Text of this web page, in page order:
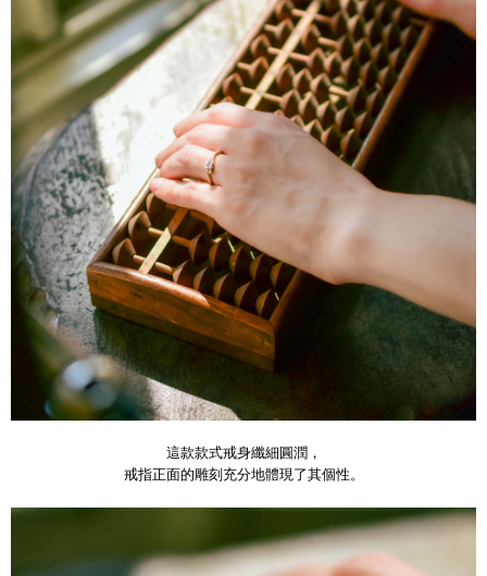
這款款式戒身纖細圓潤，
戒指正面的雕刻充分地體現了其個性。